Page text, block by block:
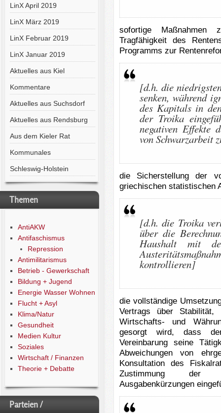
LinX April 2019
LinX März 2019
LinX Februar 2019
LinX Januar 2019
Aktuelles aus Kiel
Kommentare
Aktuelles aus Suchsdorf
Aktuelles aus Rendsburg
Aus dem Kieler Rat
Kommunales
Schleswig-Holstein
Themen
AntiAKW
Antifaschismus
Repression
Antimilitarismus
Betrieb - Gewerkschaft
Bildung + Jugend
Energie Wasser Wohnen
Flucht + Asyl
Klima/Natur
Gesundheit
Medien Kultur
Soziales
Wirtschaft / Finanzen
Theorie + Debatte
Parteien /
sofortige Maßnahmen
Tragfähigkeit des
Programms zur
[d.h. die
senken, während
des Kapitals in
der Troika
negativen Effekte
von Schwarzarbeit
die Sicherstellung der
griechischen statistischen
[d.h. die Troika
über die
Haushalt mit
kontrollieren]
die vollständige
Vertrags über Stabilität,
Wirtschafts- und
gesorgt wird, dass
Vereinbarung seine
Abweichungen von
Konsultation des
Zustimmung der
Ausgabenkürzungen